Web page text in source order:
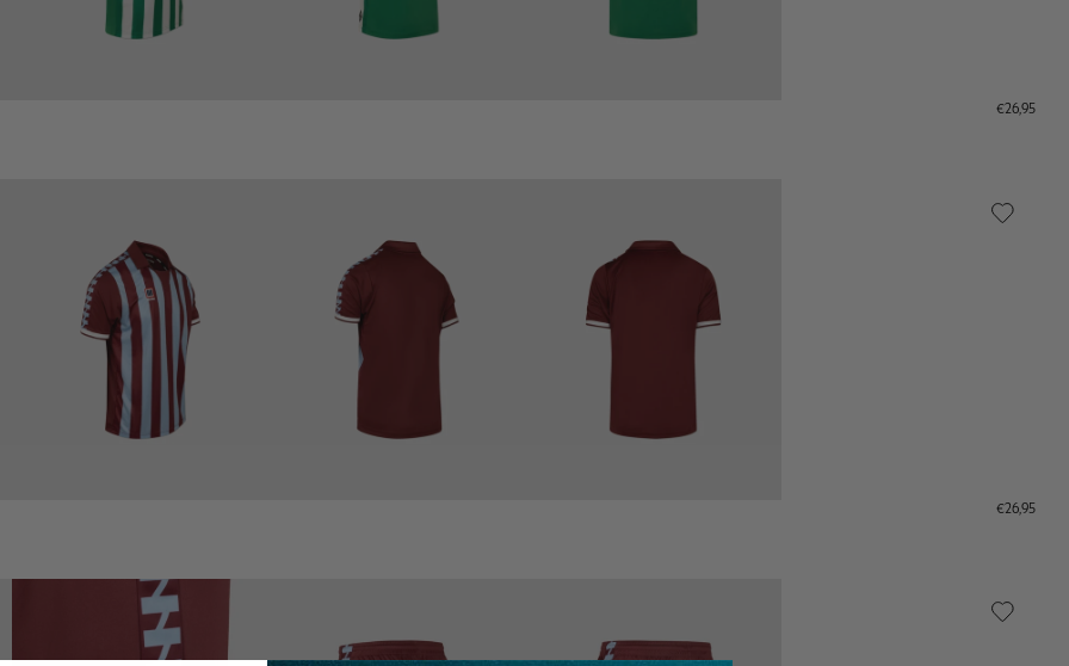
€26,95
€26,95